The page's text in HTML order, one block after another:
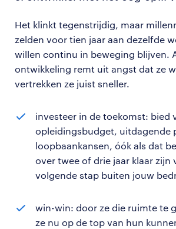
Het klinkt tegenstrijdig, maar
zelden voor tien jaar aan dezelfde
willen continu in beweging blijven.
ontwikkeling remt uit angst dat ze
vertrekken ze juist sneller.
investeer in de toekomst: bied
opleidingsbudget, uitdagende
loopbaankansen, óók als dat
over twee of drie jaar klaar zijn
volgende stap buiten jouw
win-win: door ze die ruimte te
ze nu op de top van hun